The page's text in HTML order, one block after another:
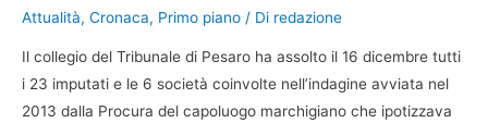
Attualità, Cronaca, Primo piano / Di redazione
Il collegio del Tribunale di Pesaro ha assolto il 16 dicembre tutti
i 23 imputati e le 6 società coinvolte nell’indagine avviata nel
2013 dalla Procura del capoluogo marchigiano che ipotizzava